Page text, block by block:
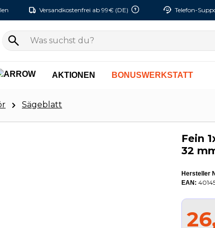
Versandkostenfrei ab 99€ (DE) Telefon-
AKTIONEN BONUSWERKSTATT
Sägeblatt
Fein
32
Hersteller
EAN: